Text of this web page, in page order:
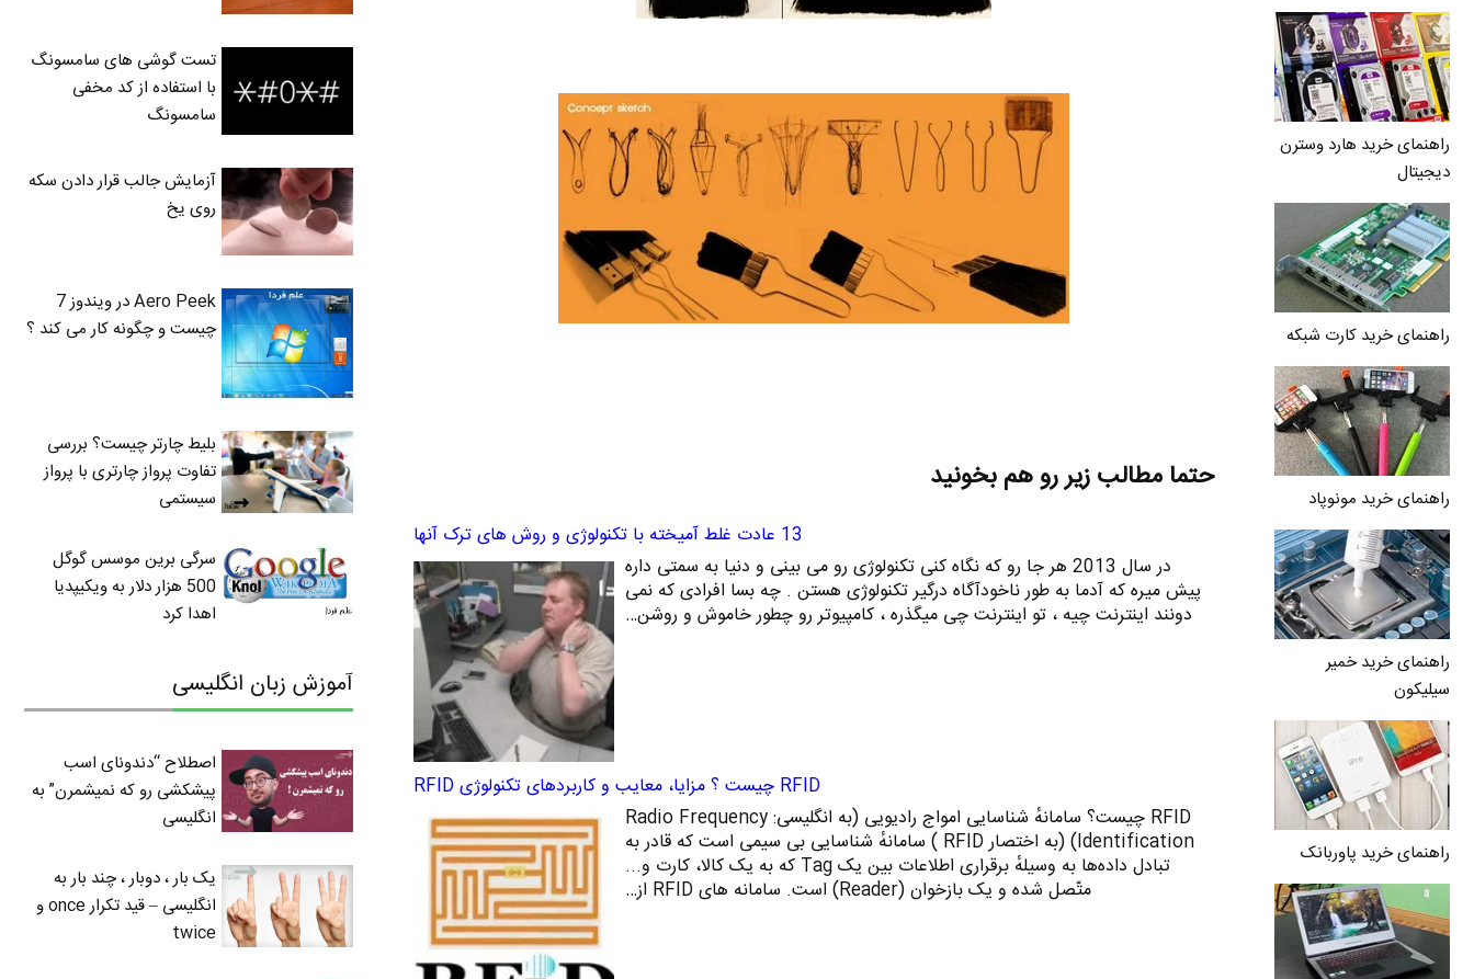
راهنمای خرید هارد وسترن
دیجیتال
راهنمای خرید کارت شبکه
راهنمای خرید مونوپاد
راهنمای خرید خمیر
سیلیکون
راهنمای خرید پاوربانک
حتما مطالب زیر رو هم بخونید
13 عادت غلط آمیخته با تکنولوژی و روش های ترک آنها
در سال 2013 هر جا رو که نگاه کنی تکنولوژی رو می بینی و دنیا به سمتی داره
پیش میره که آدما به طور ناخودآگاه درگیر تکنولوژی هستن . چه بسا افرادی که نمی
دونند اینترنت چیه ، تو اینترنت چی میگذره ، کامپیوتر رو چطور خاموش و روشن…
RFID چیست ؟ مزایا، معایب و کاربردهای تکنولوژی RFID
RFID چیست؟ سامانهٔ شناسایی امواج رادیویی (به انگلیسی: Radio Frequency
Identification)‏ (به اختصار RFID ) سامانهٔ شناسایی بی‌ سیمی است که قادر به
تبادل داده‌ها به ‌وسیلهٔ برقراری اطلاعات بین یک Tag که به یک کالا، کارت و...
متّصل شده‌ و یک بازخوان (Reader) است. سامانه‌ های RFID از…
تست گوشی های سامسونگ
با استفاده از کد مخفی
سامسونگ
آزمایش جالب قرار دادن سکه
روی یخ
Aero Peek در ویندوز 7
چیست و چگونه کار می کند ؟
بلیط چارتر چیست؟ بررسی
تفاوت پرواز چارتری با پرواز
سیستمی
سرگی برین موسس گوگل
500 هزار دلار به ویکیپدیا
اهدا کرد
آموزش زبان انگلیسی
اصطلاح “دندونای اسب
پیشکشی رو که نمیشمرن” به
انگلیسی
یک بار ، دوبار ، چند بار به
انگلیسی – قید تکرار once و
twice